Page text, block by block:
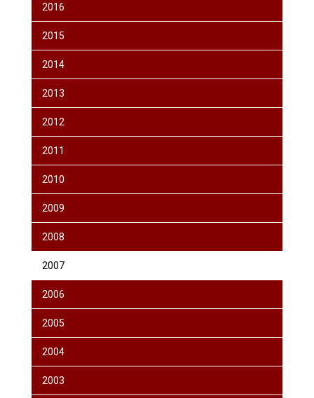
2016
2015
2014
2013
2012
2011
2010
2009
2008
2007
2006
2005
2004
2003